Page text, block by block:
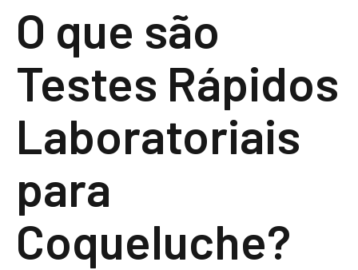
O que são
Testes Rápidos
Laboratoriais
para
Coqueluche?